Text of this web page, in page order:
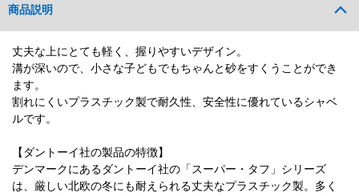
商品説明
丈夫な上にとても軽く、握りやすいデザイン。
溝が深いので、小さな子どもでもちゃんと砂をすくうことができ
ます。
割れにくいプラスチック製で耐久性、安全性に優れているシャベ
ルです。
【ダントーイ社の製品の特徴】
デンマークにあるダントーイ社の「スーパー・タフ」シリーズ
は、厳しい北欧の冬にも耐えられる丈夫なプラスチック製。多く